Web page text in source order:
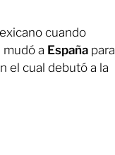
cuando
a España para
el cual debutó a la